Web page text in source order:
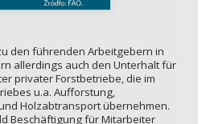
den führenden Arbeitgebern in
allerdings auch den Unterhalt für
privater Forstbetriebe, die im
u.a. Aufforstung,
Holzabtransport übernehmen.
Beschäftigung für Mitarbeiter